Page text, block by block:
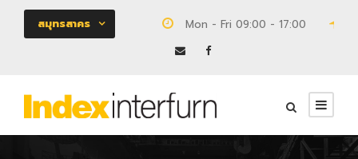
สมุทรสาคร Mon - Fri 09:00 - 17:00